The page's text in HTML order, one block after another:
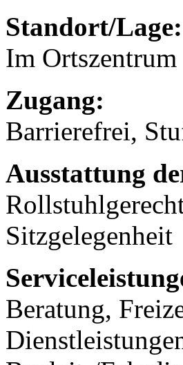
Standort/Lage:
Im Ortszentrum
Zugang:
Barrierefrei,
Ausstattung
Sitzgelegenheit
Beratung,